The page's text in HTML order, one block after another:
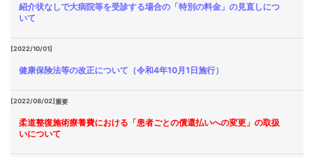
紹介状なしで大病院等を受診する場合の「特別の料金」の見直しにつ
いて
[2022/10/01]
健康保険法等の改正について（令和4年10月1日施行）
[2022/08/02]重要
柔道整復施術療養費における「患者ごとの償還払いへの変更」の取扱
いについて